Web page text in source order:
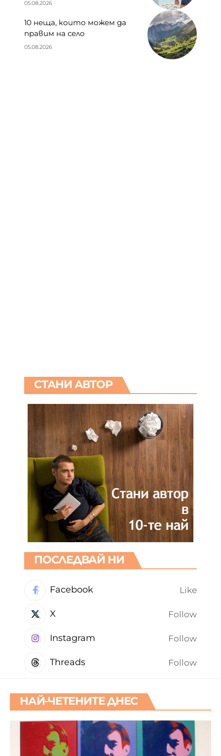
05.08.2026
10 неща, които можем да
правим на село
05.08.2026
СТАНИ АВТОР
ПОСЛЕДВАЙ НИ
Facebook Like
X Follow
Instagram Follow
Threads Follow
НАЙ-ЧЕТЕНИТЕ ДНЕС